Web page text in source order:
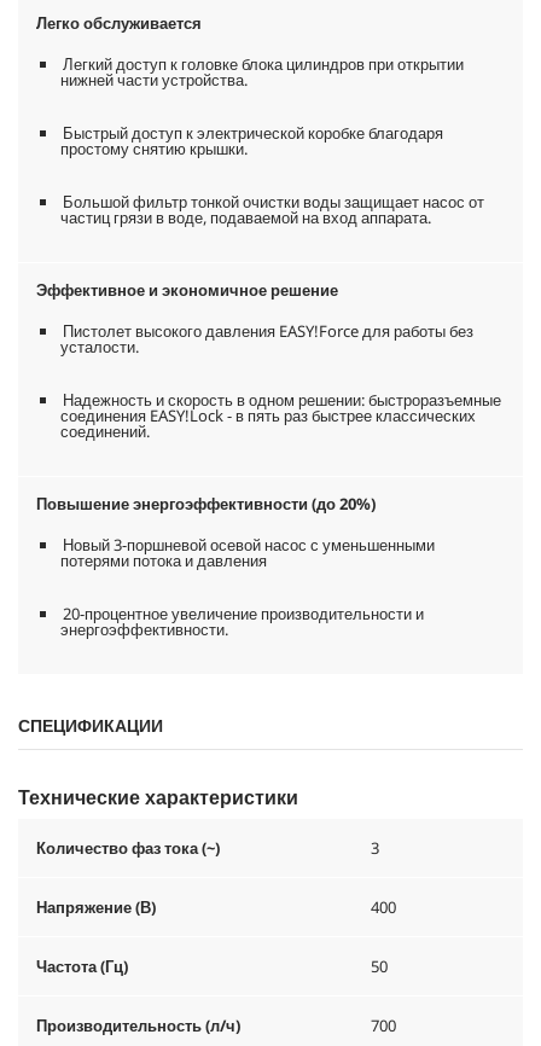
Легко обслуживается
Легкий доступ к головке блока цилиндров при открытии
нижней части устройства.
Быстрый доступ к электрической коробке благодаря
простому снятию крышки.
Большой фильтр тонкой очистки воды защищает насос от
частиц грязи в воде, подаваемой на вход аппарата.
Эффективное и экономичное решение
Пистолет высокого давления EASY!Forceдля работы без
усталости.
Надежность и скорость в одном решении: быстроразъемные
соединения EASY!Lock- в пять раз быстрее классических
соединений.
Повышение энергоэффективности (до 20%)
Новый 3-поршневой осевой насос с уменьшенными
потерями потока и давления
20-процентное увеличение производительности и
энергоэффективности.
СПЕЦИФИКАЦИИ
Технические характеристики
Количество фаз тока (~) 3
Напряжение (В) 400
Частота (Гц) 50
Производительность (л/ч) 700